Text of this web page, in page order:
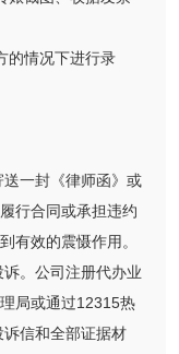
的情况下进行录
一封《律师函》或
行合同或承担违约
有效的震慑作用。
。公司注册代办业
局或通过12315热
信和全部证据材